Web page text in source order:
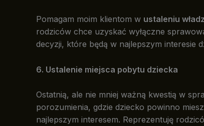
Pomagam moim klientom w ustaleniu
rodziców chce uzyskać wyłączne
decyzji, które będą w najlepszym interesie
6. Ustalenie miejsca pobytu dziecka
Ostatnią, ale nie mniej ważną kwestią w
porozumienia, gdzie dziecko powinno
najlepszym interesem. Reprezentuję